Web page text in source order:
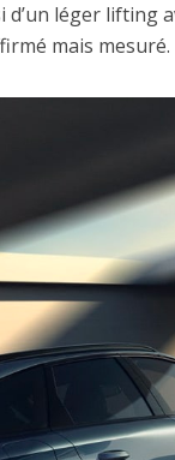
léger lifting
mais mesuré.